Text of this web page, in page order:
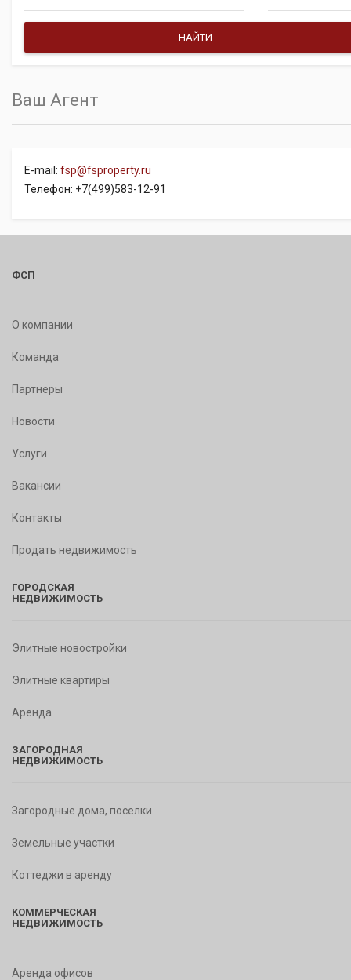
Ваш Агент
E-mail: fsp@fsproperty.ru
Телефон: +7(499)583-12-91
ФСП
О компании
Команда
Партнеры
Новости
Услуги
Вакансии
Контакты
Продать недвижимость
ГОРОДСКАЯ
НЕДВИЖИМОСТЬ
Элитные новостройки
Элитные квартиры
Аренда
ЗАГОРОДНАЯ
НЕДВИЖИМОСТЬ
Загородные дома, поселки
Земельные участки
Коттеджи в аренду
КОММЕРЧЕСКАЯ
НЕДВИЖИМОСТЬ
Аренда офисов